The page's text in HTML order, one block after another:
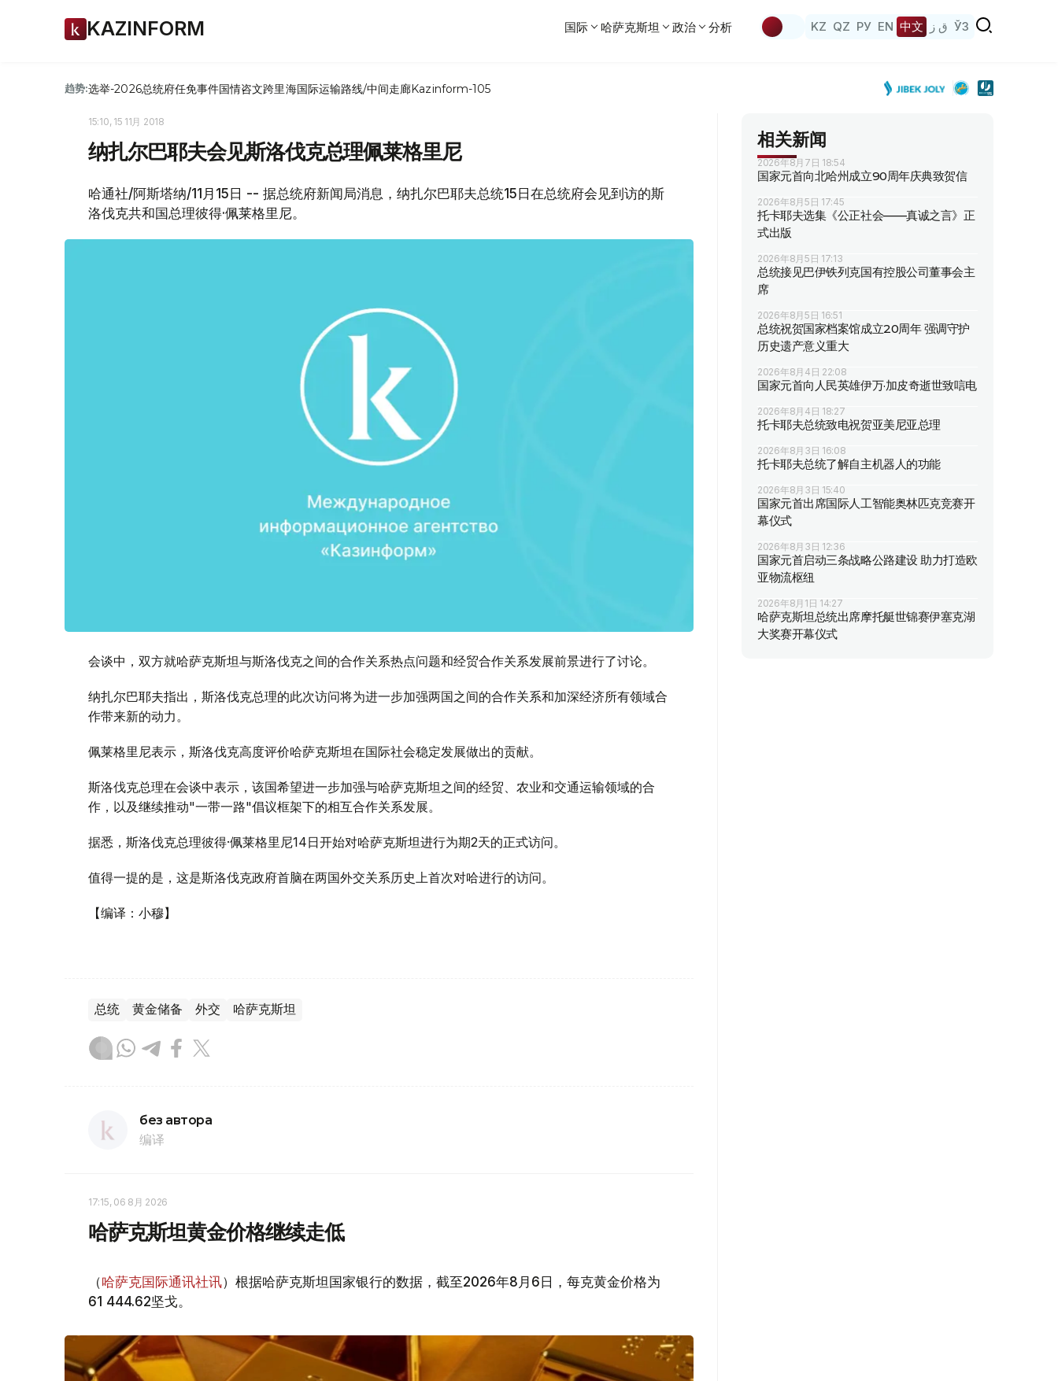
KAZINFORM 国际 哈萨克斯坦 政治 分析 KZ QZ РУ EN 中文 ق ز ЎЗ
趋势:选举-2026总统府任免事件国情咨文跨里海国际运输路线/中间走廊Kazinform-105
15:10, 15 11月 2018
纳扎尔巴耶夫会见斯洛伐克总理佩莱格里尼
哈通社/阿斯塔纳/11月15日 -- 据总统府新闻局消息，纳扎尔巴耶夫总统15日在总统府会见到访的斯
洛伐克共和国总理彼得·佩莱格里尼。
会谈中，双方就哈萨克斯坦与斯洛伐克之间的合作关系热点问题和经贸合作关系发展前景进行了讨论。
纳扎尔巴耶夫指出，斯洛伐克总理的此次访问将为进一步加强两国之间的合作关系和加深经济所有领域合
作带来新的动力。
佩莱格里尼表示，斯洛伐克高度评价哈萨克斯坦在国际社会稳定发展做出的贡献。
斯洛伐克总理在会谈中表示，该国希望进一步加强与哈萨克斯坦之间的经贸、农业和交通运输领域的合
作，以及继续推动"一带一路"倡议框架下的相互合作关系发展。
据悉，斯洛伐克总理彼得·佩莱格里尼14日开始对哈萨克斯坦进行为期2天的正式访问。
值得一提的是，这是斯洛伐克政府首脑在两国外交关系历史上首次对哈进行的访问。
【编译：小穆】
总统 黄金储备 外交 哈萨克斯坦
без автора
编译
17:15, 06 8月 2026
哈萨克斯坦黄金价格继续走低
（哈萨克国际通讯社讯）根据哈萨克斯坦国家银行的数据，截至2026年8月6日，每克黄金价格为
61 444.62坚戈。
相关新闻
2026年8月7日 18:54
国家元首向北哈州成立90周年庆典致贺信
2026年8月5日 17:45
托卡耶夫选集《公正社会——真诚之言》正
式出版
2026年8月5日 17:13
总统接见巴伊铁列克国有控股公司董事会主
席
2026年8月5日 16:51
总统祝贺国家档案馆成立20周年 强调守护
历史遗产意义重大
2026年8月4日 22:08
国家元首向人民英雄伊万·加皮奇逝世致唁电
2026年8月4日 18:27
托卡耶夫总统致电祝贺亚美尼亚总理
2026年8月3日 16:08
托卡耶夫总统了解自主机器人的功能
2026年8月3日 15:40
国家元首出席国际人工智能奥林匹克竞赛开
幕仪式
2026年8月3日 12:36
国家元首启动三条战略公路建设 助力打造欧
亚物流枢纽
2026年8月1日 14:27
哈萨克斯坦总统出席摩托艇世锦赛伊塞克湖
大奖赛开幕仪式